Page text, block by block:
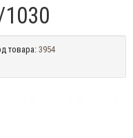
товара:3954